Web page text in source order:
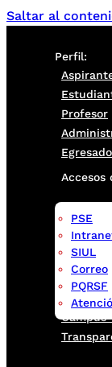
Saltar al
Perfil:
Profesor
Egresado
Accesos
PSE
SIUL
Correo
PQRSF
Campus